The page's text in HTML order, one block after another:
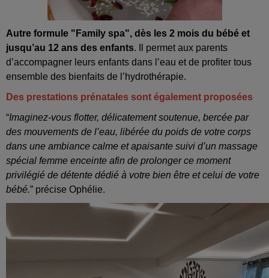
Autre formule "Family spa", dès les 2 mois du bébé et
jusqu’au 12 ans des enfants. Il permet aux parents
d’accompagner leurs enfants dans l’eau et de profiter tous
ensemble des bienfaits de l’hydrothérapie.
Des prestations prénatales sont également proposées
“Imaginez-vous flotter, délicatement soutenue, bercée par
des mouvements de l’eau, libérée du poids de votre corps
dans une ambiance calme et apaisante suivi d’un massage
spécial femme enceinte afin de prolonger ce moment
privilégié de détente dédié à votre bien être et celui de votre
bébé.” précise Ophélie.